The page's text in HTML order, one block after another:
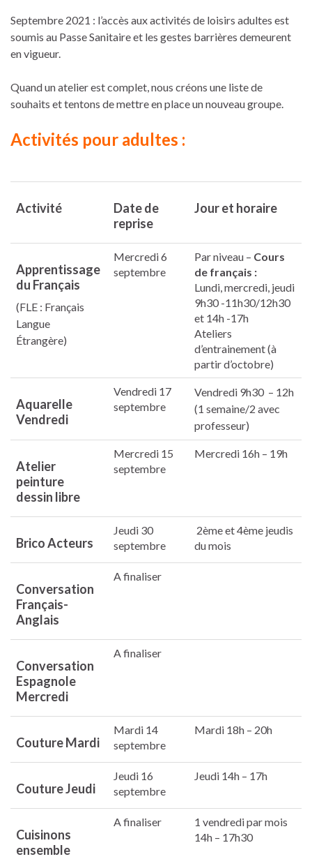
Septembre 2021 : l’accès aux activités de loisirs adultes est
soumis au Passe Sanitaire et les gestes barrières demeurent
en vigueur.
Quand un atelier est complet, nous créons une liste de
souhaits et tentons de mettre en place un nouveau groupe.
Activités pour adultes :
Activité
Date de
reprise
Jour et horaire
Apprentissage
du Français
(FLE : Français
Langue
Étrangère)
Mercredi 6
septembre
Par niveau – Cours
de français :
Lundi, mercredi, jeudi
9h30 -11h30/12h30
et 14h -17h
Ateliers
d’entrainement (à
partir d’octobre)
Aquarelle
Vendredi
Vendredi 17
septembre
Vendredi 9h30 – 12h
(1 semaine/2 avec
professeur)
Atelier
peinture
dessin libre
Mercredi 15
septembre
Mercredi 16h – 19h
Brico Acteurs
Jeudi 30
septembre
2ème et 4ème jeudis
du mois
Conversation
Français-
Anglais
A finaliser
Conversation
Espagnole
Mercredi
A finaliser
Couture Mardi
Mardi 14
septembre
Mardi 18h – 20h
Couture Jeudi
Jeudi 16
septembre
Jeudi 14h – 17h
Cuisinons
ensemble
A finaliser
1 vendredi par mois
14h – 17h30